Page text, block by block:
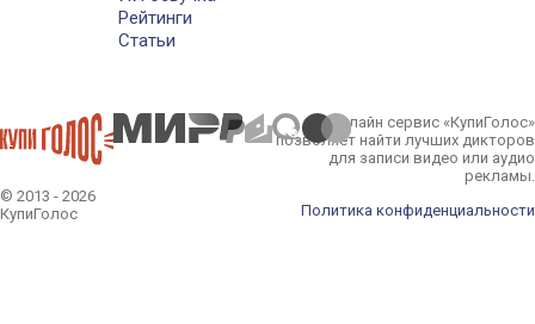
Рейтинги
Статьи
© 2013 - 2026
КупиГолос
Онлайн сервис «КупиГолос»
позволяет найти лучших дикторов
для записи видео или аудио
рекламы.
Политика конфиденциальности